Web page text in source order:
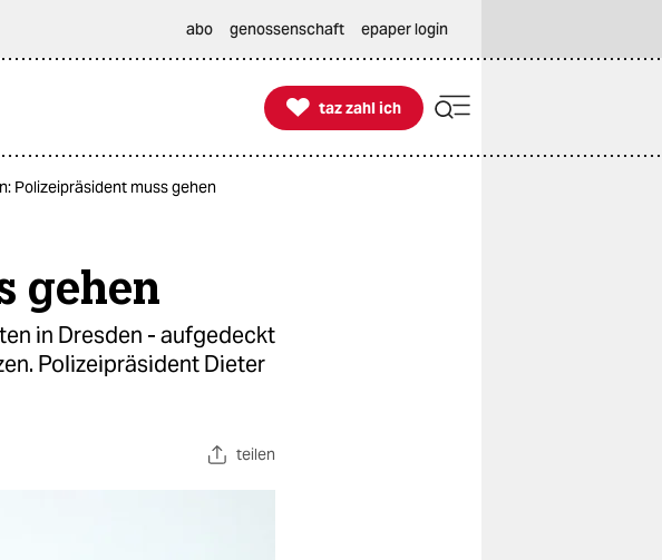
abo genossenschaft epaper login

taz zahl ich
taz zahl ich
Polizeipräsident muss gehen
gehen
in Dresden - aufgedeckt
Polizeipräsident Dieter
teilen